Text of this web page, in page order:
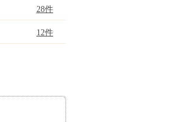
28件
12件